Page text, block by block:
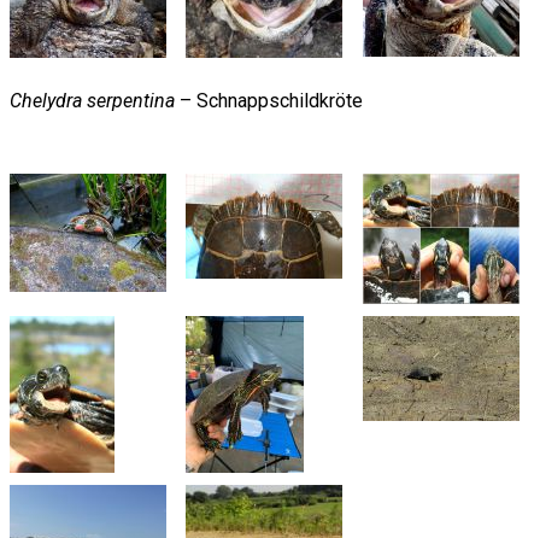
Chelydra serpentina – Schnappschildkröte